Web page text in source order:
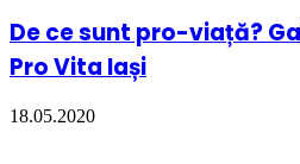
De ce sunt pro-viață?
Pro Vita Iași
18.05.2020